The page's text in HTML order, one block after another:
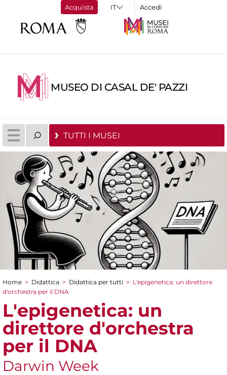
Acquista Accedi
MUSEO DI CASAL DE' PAZZI
TUTTI I MUSEI
Tu sei qui
Home > Didattica > Didattica per tutti > L'epigenetica: un direttore
d'orchestra per il DNA
L'epigenetica: un
direttore d'orchestra
per il DNA
Darwin Week